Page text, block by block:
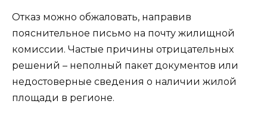
Отказ можно обжаловать, направив
пояснительное письмо на почту жилищной
комиссии. Частые причины отрицательных
решений – неполный пакет документов или
недостоверные сведения о наличии жилой
площади в регионе.